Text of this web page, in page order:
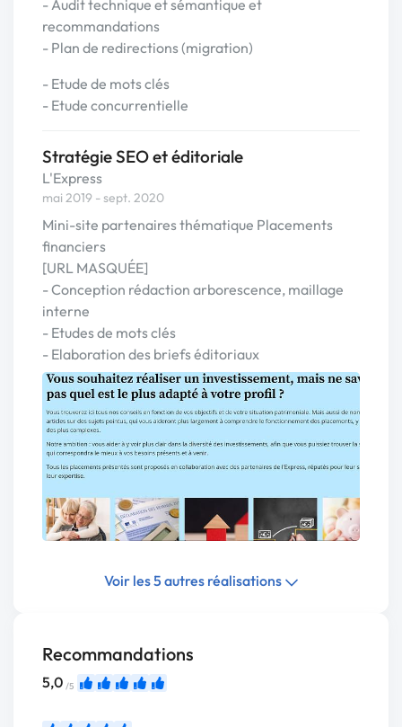
- Audit technique et sémantique et
recommandations
- Plan de redirections (migration)
- Etude de mots clés
- Etude concurrentielle
Stratégie SEO et éditoriale
L'Express
mai 2019 - sept. 2020
Mini-site partenaires thématique Placements
financiers
[URL MASQUÉE]
- Conception rédaction arborescence, maillage
interne
- Etudes de mots clés
- Elaboration des briefs éditoriaux
Voir les 5 autres réalisations
Recommandations
5,0 /5